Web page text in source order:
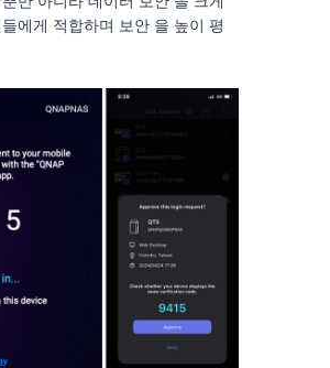
에게 적합하며 보안 을 높이 평